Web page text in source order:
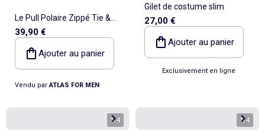
Le Pull Polaire Zippé Tie &
39,90 €
Ajouter au panier
Vendu par ATLAS FOR MEN
Gilet de costume slim
27,00 €
Ajouter au panier
Exclusivement en ligne
1/4 1/4